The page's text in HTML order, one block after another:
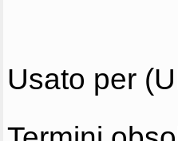
Usato per